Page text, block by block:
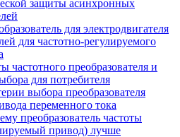
защиты асинхронных
для электродвигателя
для частотно-регулируемого
частотного преобразователя и
для потребителя
выбора преобразователя
переменного тока
преобразователь частоты
привод) лучше